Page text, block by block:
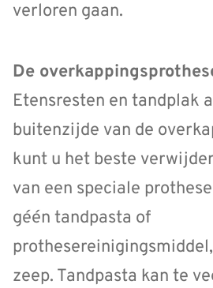
verloren gaan.
De
Etensresten en tandplak
buitenzijde van de
kunt u het beste
van een speciale
géén tandpasta of
zeep. Tandpasta kan te